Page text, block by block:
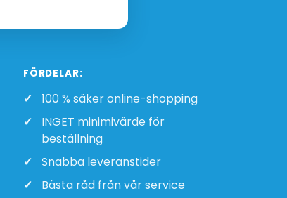
FÖRDELAR:
100 % säker online-shopping
INGET minimivärde för
beställning
Snabba leveranstider
Bästa råd från vår service